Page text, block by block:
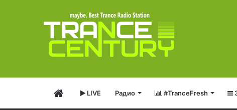
ГлавнаяLIVE Радио #TranceFresh